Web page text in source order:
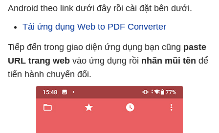
Android theo link dưới đây rồi cài đặt bên dưới.
Tải ứng dụng Web to PDF Converter
Tiếp đến trong giao diện ứng dụng bạn cũng paste
URL trang web vào ứng dụng rồi nhấn mũi tên để
tiến hành chuyển đổi.